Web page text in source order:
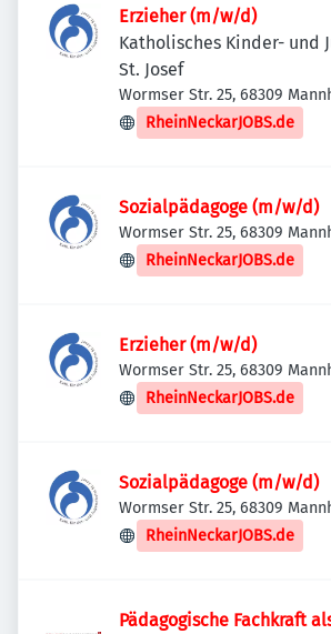
Erzieher (m/w/d)
Katholisches Kinder- und
St. Josef
Wormser Str. 25, 68309
Deutschland
RheinNeckarJOBS.de
Sozialpädagoge (m/w/d)
Wormser Str. 25, 68309
Deutschland
RheinNeckarJOBS.de
Erzieher (m/w/d)
Wormser Str. 25, 68309
Deutschland
RheinNeckarJOBS.de
Sozialpädagoge (m/w/d)
Wormser Str. 25, 68309
Deutschland
RheinNeckarJOBS.de
Pädagogische Fachkraft